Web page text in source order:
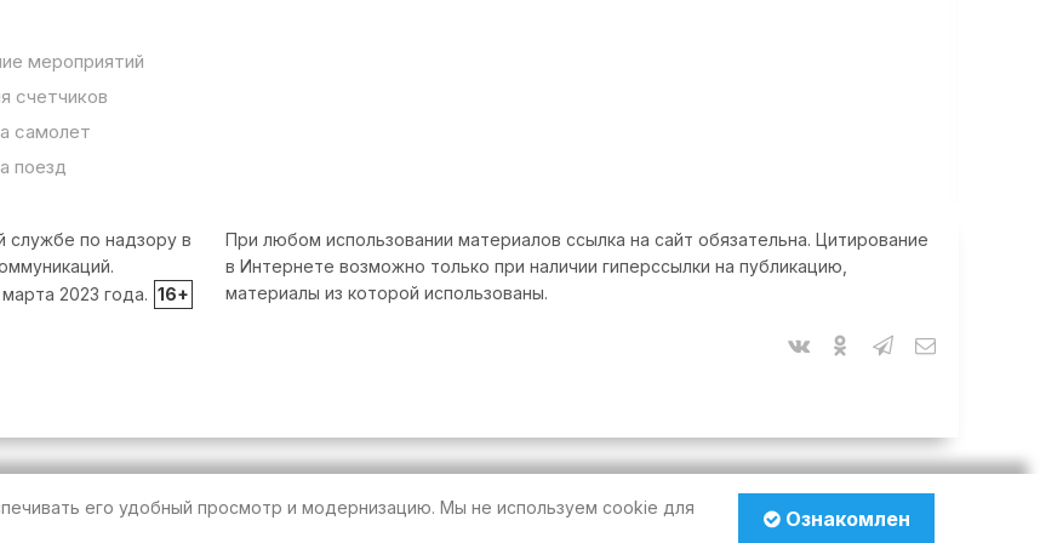
мероприятий
счетчиков
самолет
поезд
При любом использовании материалов ссылка на сайт обязательна. Цитирование
в Интернете возможно только при наличии гиперссылки на публикацию,
материалы из которой использованы.
службе по надзору в
2023 года. 16+
его удобный просмотр и модернизацию. Мы не используем cookie для
Ознакомлен